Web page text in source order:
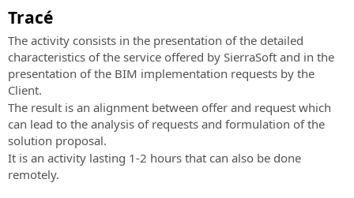
et
SierraSoft
Rails
Logiciel
BIM
pour
la
conception
de
Subscription
SierraSoft
Training
Cours
en
ligne
en
direct
et
en
événements
“Online
-
Live”
Tracé
The activity consists in the presentation of the detailed
characteristics of the service offered by SierraSoft and in the
presentation of the BIM implementation requests by the
Client.
The result is an alignment between offer and request which
can lead to the analysis of requests and formulation of the
solution proposal.
It is an activity lasting 1-2 hours that can also be done
remotely.